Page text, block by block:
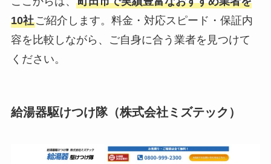
10社ご紹介します。料金・対応スピード・保証内
容を比較しながら、ご自身に合う業者を見つけて
ください。
給湯器駆けつけ隊（株式会社ミズテック）